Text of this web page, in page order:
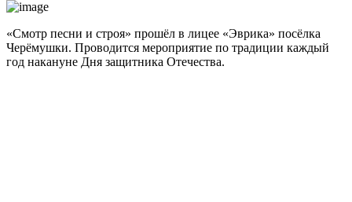
«Смотр песни и строя» прошёл в лицее «Эврика» посёлка
Черёмушки. Проводится мероприятие по традиции каждый
год накануне Дня защитника Отечества.